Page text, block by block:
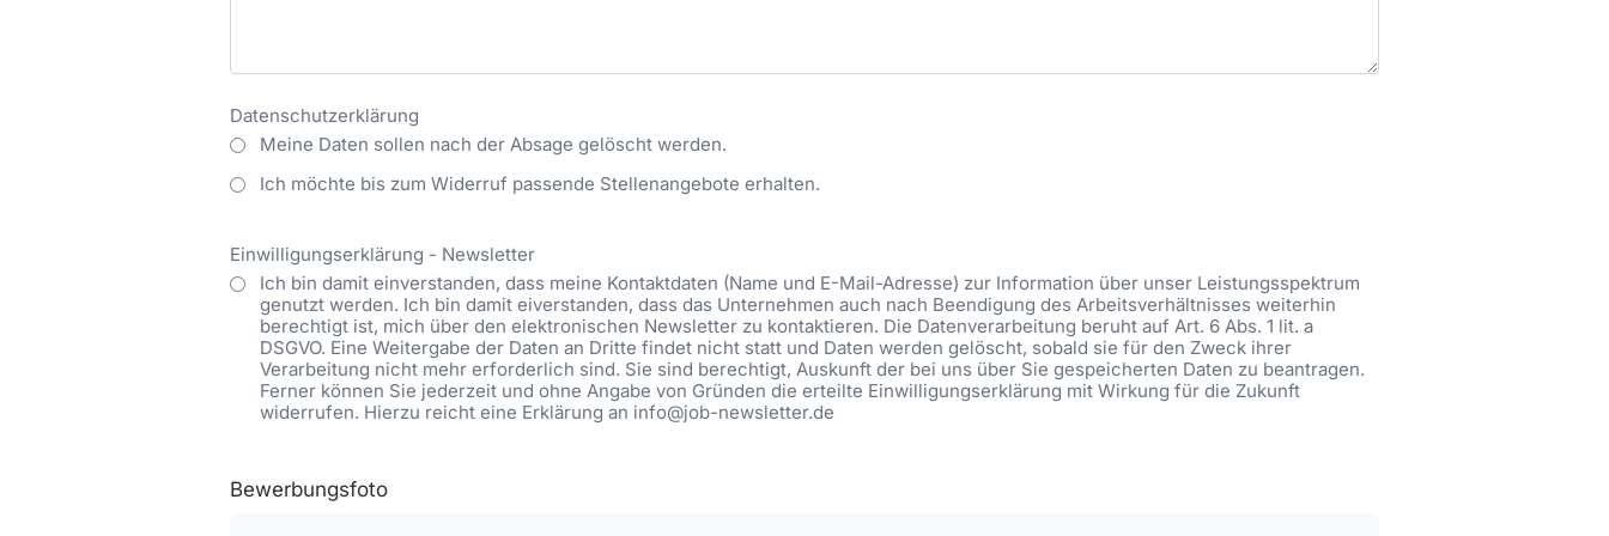
Datenschutzerklärung
Meine Daten sollen nach der Absage gelöscht werden.
Ich möchte bis zum Widerruf passende Stellenangebote erhalten.
Einwilligungserklärung - Newsletter
Ich bin damit einverstanden, dass meine Kontaktdaten (Name und E-Mail-Adresse) zur Information über unser Leistungsspektrum
genutzt werden. Ich bin damit eiverstanden, dass das Unternehmen auch nach Beendigung des Arbeitsverhältnisses weiterhin
berechtigt ist, mich über den elektronischen Newsletter zu kontaktieren. Die Datenverarbeitung beruht auf Art. 6 Abs. 1 lit. a
DSGVO. Eine Weitergabe der Daten an Dritte findet nicht statt und Daten werden gelöscht, sobald sie für den Zweck ihrer
Verarbeitung nicht mehr erforderlich sind. Sie sind berechtigt, Auskunft der bei uns über Sie gespeicherten Daten zu beantragen.
Ferner können Sie jederzeit und ohne Angabe von Gründen die erteilte Einwilligungserklärung mit Wirkung für die Zukunft
widerrufen. Hierzu reicht eine Erklärung an info@job-newsletter.de
Bewerbungsfoto